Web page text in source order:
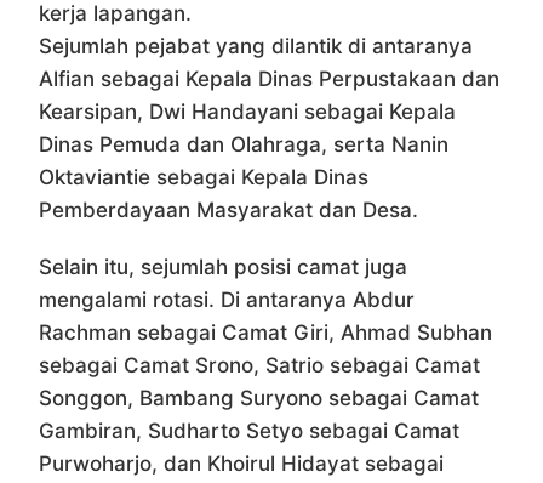
kerja lapangan.
Sejumlah pejabat yang dilantik di antaranya
Alfian sebagai Kepala Dinas Perpustakaan dan
Kearsipan, Dwi Handayani sebagai Kepala
Dinas Pemuda dan Olahraga, serta Nanin
Oktaviantie sebagai Kepala Dinas
Pemberdayaan Masyarakat dan Desa.
Selain itu, sejumlah posisi camat juga
mengalami rotasi. Di antaranya Abdur
Rachman sebagai Camat Giri, Ahmad Subhan
sebagai Camat Srono, Satrio sebagai Camat
Songgon, Bambang Suryono sebagai Camat
Gambiran, Sudharto Setyo sebagai Camat
Purwoharjo, dan Khoirul Hidayat sebagai